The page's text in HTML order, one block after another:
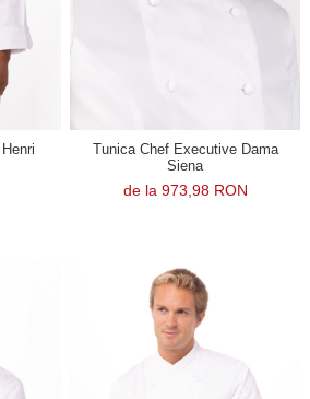
Tunica Chef Executive Dama
Siena
de la 973,98 RON